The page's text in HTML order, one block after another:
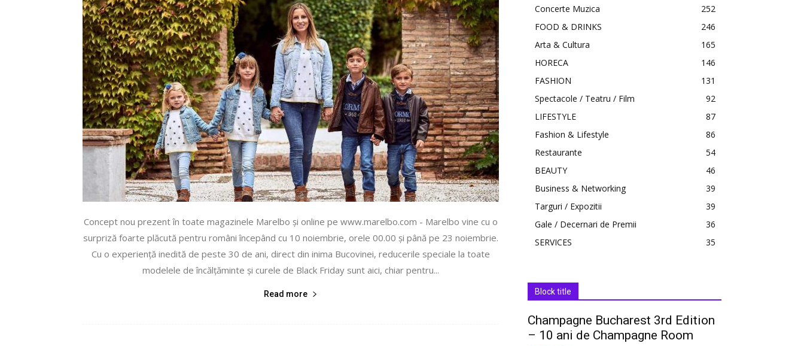
Concept nou prezent în toate magazinele Marelbo și online pe www.marelbo.com - Marelbo vine cu o
surpriză foarte plăcută pentru români începând cu 10 noiembrie, orele 00.00 și până pe 23 noiembrie.
Cu o experiență inedită de peste 30 de ani, direct din inima Bucovinei, reducerile speciale la toate
modelele de încălțăminte și curele de Black Friday sunt aici, chiar pentru...
Read more
Concerte Muzica
252
FOOD & DRINKS
246
Arta & Cultura
165
HORECA
146
FASHION
131
Spectacole / Teatru / Film
92
LIFESTYLE
87
Fashion & Lifestyle
86
Restaurante
54
BEAUTY
46
Business & Networking
39
Targuri / Expozitii
39
Gale / Decernari de Premii
36
SERVICES
35
Block title
Champagne Bucharest 3rd Edition
– 10 ani de Champagne Room